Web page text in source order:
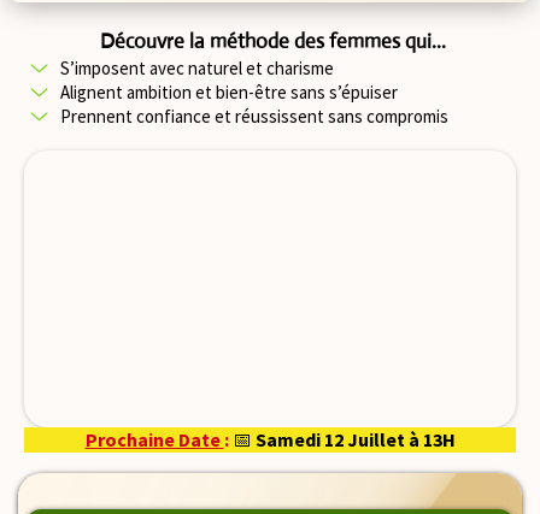
Découvre la méthode des femmes qui...
S’imposent avec naturel et charisme
Alignent ambition et bien-être sans s’épuiser
Prennent confiance et réussissent sans compromis
Prochaine Date : 📅 Samedi 12 Juillet à 13H